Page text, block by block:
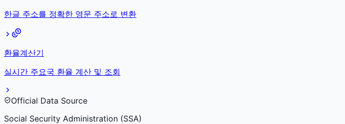
한글 주소를 정확한 영문 주소로 변환
환율계산기
실시간 주요국 환율 계산 및 조회
Official Data Source
Social Security Administration (SSA)